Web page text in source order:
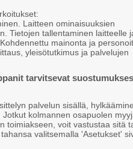
Suomen
PL 999, 00101
Laitteen ominaisuuksien
Tietojen tallentaminen laitteelle
mainonta ja
yleisötutkimus ja palvelujen
tarvitsevat
palvelun sisällä,
kolmannen osapuolen
toimiakseen, voit vastustaa sitä
valitsemalla 'Asetukset'